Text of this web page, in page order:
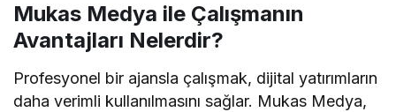
Mukas Medya ile Çalışmanın
Avantajları Nelerdir?
Profesyonel bir ajansla çalışmak, dijital yatırımların
daha verimli kullanılmasını sağlar. Mukas Medya,